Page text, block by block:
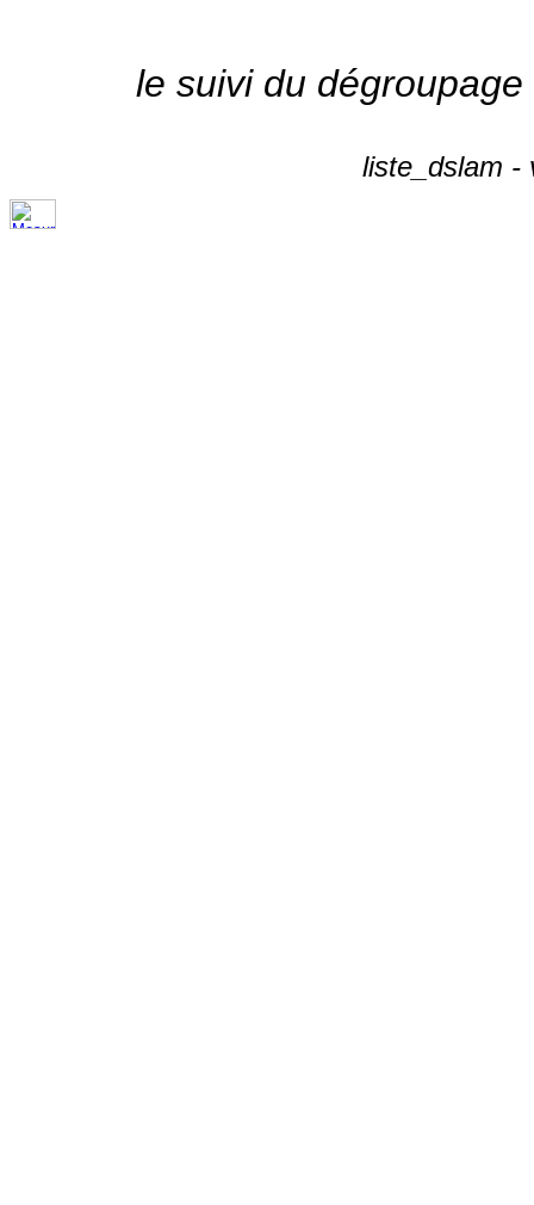
le suivi du
liste_dslam -